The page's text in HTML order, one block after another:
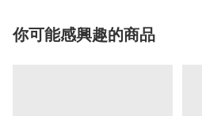
你可能感興趣的商品